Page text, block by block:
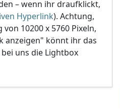
– wenn ihr draufklickt,
Hyperlink). Achtung,
10200 x 5760 Pixeln,
anzeigen" könnt ihr das
uns die Lightbox